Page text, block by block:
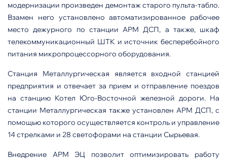
модернизации произведен демонтаж старого пульта-табло.
Взамен него установлено автоматизированное рабочее
место дежурного по станции АРМ ДСП, а также, шкаф
телекоммуникационный ШТК и источник бесперебойного
питания микропроцессорного оборудования.
Станция Металлургическая является входной станцией
предприятия и отвечает за прием и отправление поездов
на станцию Котел Юго-Восточной железной дороги. На
станции Металлургическая также установлен АРМ ДСП, с
помощью которого осуществляется контроль и управление
14 стрелками и 28 светофорами на станции Сырьевая.
Внедрение АРМ ЭЦ позволит оптимизировать работу